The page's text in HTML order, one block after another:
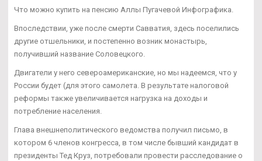
Что можно купить на пенсию Аллы Пугачевой Инфографика.
Впоследствии, уже после смерти Савватия, здесь поселились
другие отшельники, и постепенно возник монастырь,
получивший название Соловецкого.
Двигатели у него североамериканские, но мы надеемся, что у
России будет (для этого самолета. В результате налоговой
реформы также увеличивается нагрузка на доходы и
потребление населения.
Глава внешнеполитического ведомства получил письмо, в
котором 6 членов конгресса, в том числе бывший кандидат в
президенты Тед Круз, потребовали провести расследование о